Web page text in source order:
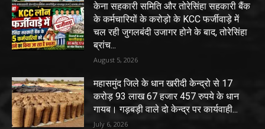
केना सहकारी समिति और तोरेसिंहा सहकारी बैंक
के कर्मचारियों के करोड़ो के KCC फर्जीवाड़े में
चल रही जुगलबंदी उजागर होने के बाद, तोरेसिंहा
ब्रांच...
August 5, 2026
महासमुंद जिले के धान खरीदी केन्द्रो से 17
करोड़ 93 लाख 67 हजार 457 रुपये के धान
गायब। गड़बड़ी वाले दो केन्द्र पर कार्यवाही...
July 6, 2026